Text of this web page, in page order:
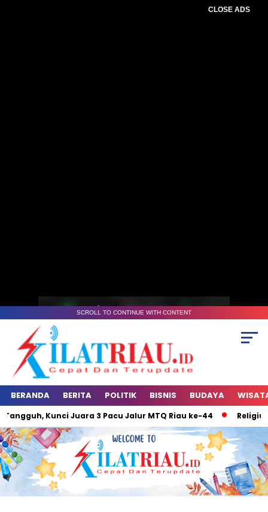
CLOSE ADS
SCROLL TO CONTINUE WITH CONTENT
BERANDA BERITA POLITIK BISNIS BUDAYA
Kunci Juara 3 Pacu Jalur MTQ Riau ke-44 Religius